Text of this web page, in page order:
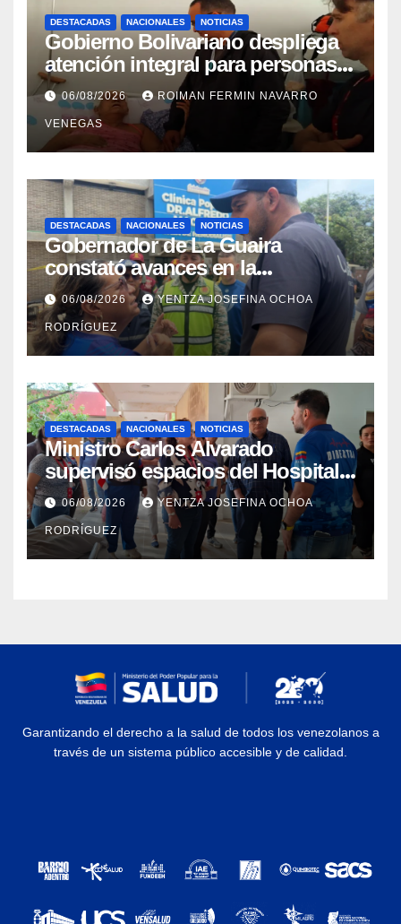
DESTACADAS NACIONALES NOTICIAS
Gobierno Bolivariano despliega
atención integral para personas
con discapacidad en
campamentos de La Guaira
06/08/2026 ROIMAN FERMIN NAVARRO
VENEGAS
DESTACADAS NACIONALES NOTICIAS
Gobernador de La Guaira
constató avances en la
rehabilitación del Hospitalito de
Catia la Mar
06/08/2026 YENTZA JOSEFINA OCHOA
RODRÍGUEZ
DESTACADAS NACIONALES NOTICIAS
Ministro Carlos Alvarado
supervisó espacios del Hospital
Dermatológico Dr. Martín Vegas
en La Guaira
06/08/2026 YENTZA JOSEFINA OCHOA
RODRÍGUEZ
Garantizando el derecho a la salud de todos los venezolanos a
través de un sistema público accesible y de calidad.